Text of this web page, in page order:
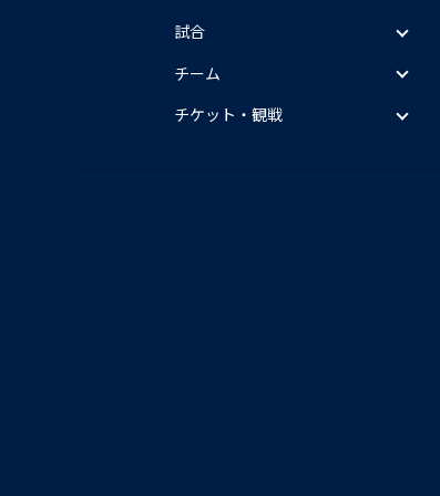
試合
チーム
チケット・観戦